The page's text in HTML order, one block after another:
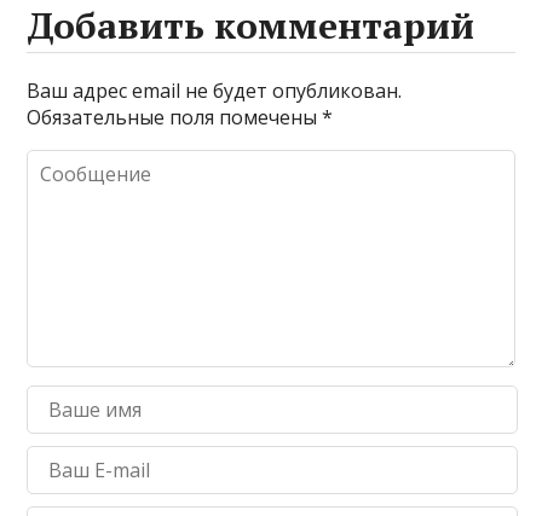
Добавить комментарий
Ваш адрес email не будет опубликован.
Обязательные поля помечены*